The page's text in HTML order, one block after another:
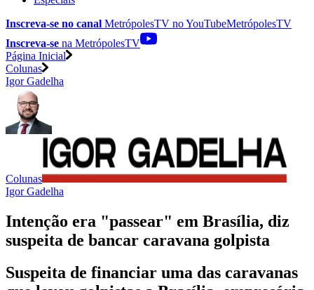
Inscreva-se no canal MetrópolesTV noYouTubeMetrópolesTV
Inscreva-se na MetrópolesTV
Página Inicial
Colunas
Igor Gadelha
Colunas
Igor Gadelha
Intenção era "passear" em Brasília, diz
suspeita de bancar caravana golpista
Suspeita de financiar uma das caravanas